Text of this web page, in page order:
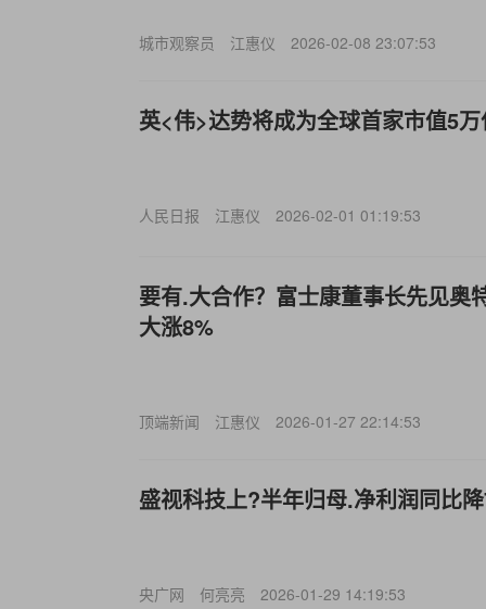
城市观察员 江惠仪 2026-02-08 23:07:53
英<伟>达势将成为全球首家市值5
人民日报 江惠仪 2026-02-01 01:19:53
要有.大合作？富士康董事长先见奥
大涨8%
顶端新闻 江惠仪 2026-01-27 22:14:53
盛视科技上?半年归母.净利润同比
央广网 何亮亮 2026-01-29 14:19:53